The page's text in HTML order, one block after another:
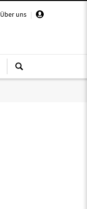
Über uns |